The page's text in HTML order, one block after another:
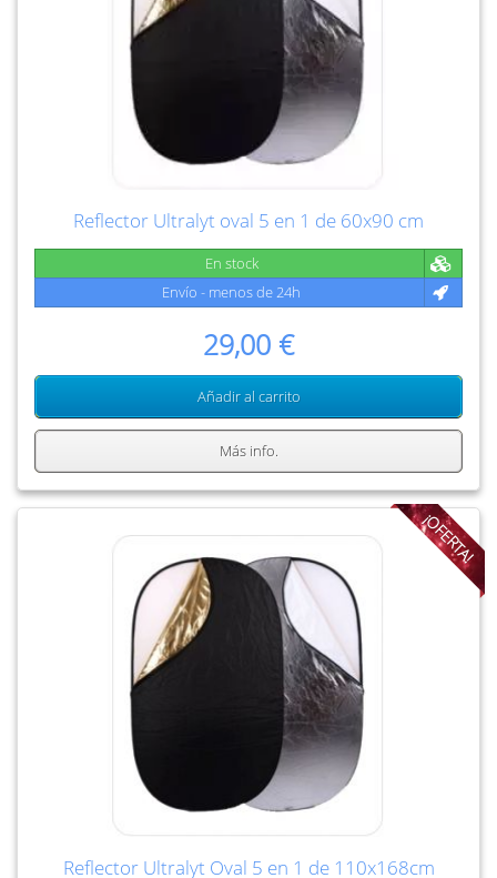
Reflector Ultralyt oval 5 en 1 de 60x90 cm
En stock
Envío - menos de 24h
29,00 €
Añadir al carrito
Más info.
¡OFERTA!
Reflector Ultralyt Oval 5 en 1 de 110x168cm